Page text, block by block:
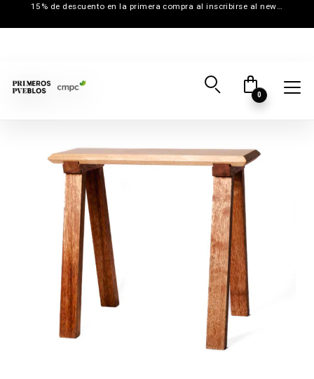
15% de descuento en la primera compra al inscribirse al newsletter
0